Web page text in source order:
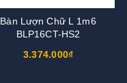
Bàn Lượn Chữ L 1m6
BLP16CT-HS2
3.374.000₫